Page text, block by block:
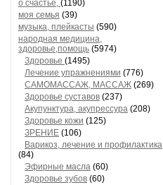
о счастье, (1190)
моя семья (39)
музыка, плейкасты (590)
народная медицина,
здоровье,помощь (5974)
Здоровье (1495)
Лечение упражнениями (776)
САМОМАССАЖ, МАССАЖ (269)
Здоровье суставов (237)
Акупунктура, акупрессура (208)
Здоровье кожи (125)
ЗРЕНИЕ (106)
Варикоз, лечение и профилактика
(84)
Эфирные масла (60)
Здоровье зубов (60)